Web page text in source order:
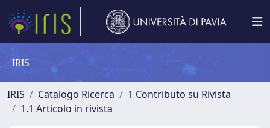
IRIS
IRIS Catalogo Ricerca
1 Contributo su Rivista
1.1 Articolo in rivista